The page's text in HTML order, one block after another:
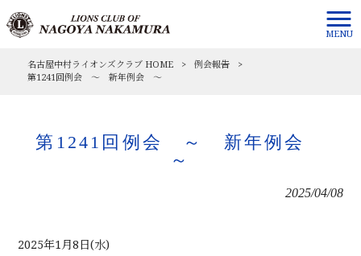
MENU
名古屋中村ライオンズクラブ HOME > 例会報告
>
第1241回例会 ～ 新年例会 ～
第1241回例会 ～ 新年例会
～
2025/04/08
2025年1月8日(水)